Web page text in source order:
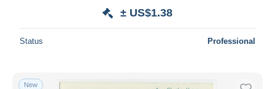
± US$1.38
Status Professional
New